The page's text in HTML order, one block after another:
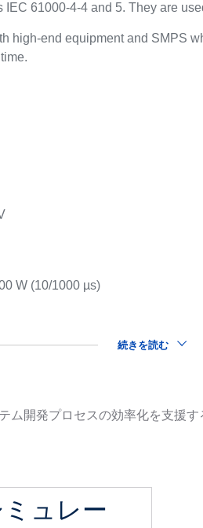
61000-4-4 and 5. They are
high-end equipment and SMPS
W (10/1000 µs)
続きを読む
ム開発プロセスの効率化を支援
ュレー